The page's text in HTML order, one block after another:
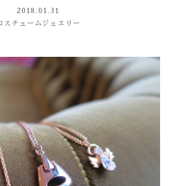
ACCESS
DIARY
CONTACT
SHOP
2018.01.31
スチュームジュエリー